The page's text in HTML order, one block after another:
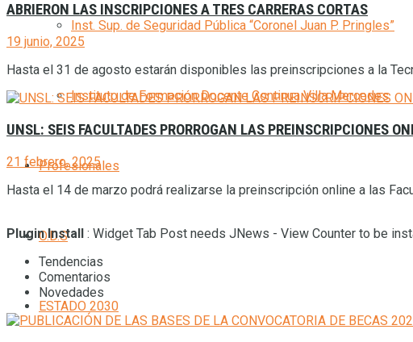
Inst. Sup. de Seguridad Pública “Coronel Juan P. Pringles”
Instituto de Formación Docente Continua Villa Mercedes
Profesionales
O.D.S
ESTADO 2030
ABRIERON LAS INSCRIPCIONES A TRES CARRERAS CORTAS
19 junio, 2025
Hasta el 31 de agosto estarán disponibles las preinscripciones a la
UNSL: SEIS FACULTADES PRORROGAN LAS PREINSCRIPCIONES
21 febrero, 2025
Hasta el 14 de marzo podrá realizarse la preinscripción online a las
Plugin Install : Widget Tab Post needs JNews - View Counter to be
Tendencias
Comentarios
Novedades